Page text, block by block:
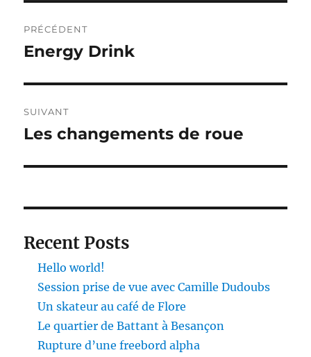
de
PRÉCÉDENT
Publication
Energy Drink
SUIVANT
Publication
Les changements de roue
Recent Posts
Hello world!
Session prise de vue avec Camille Dudoubs
Un skateur au café de Flore
Le quartier de Battant à Besançon
Rupture d’une freebord alpha